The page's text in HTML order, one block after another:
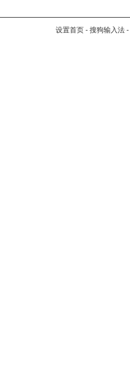
设置首页 - 搜狗输入法 -